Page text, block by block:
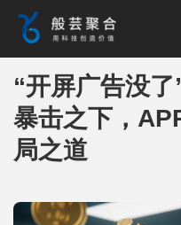
“开屏广告没
暴击之下，
局之道